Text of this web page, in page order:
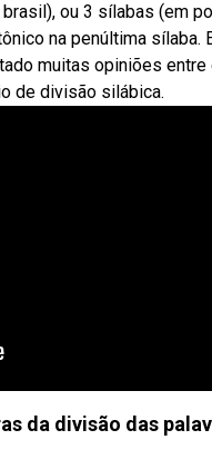
ou 3 sílabas (em
na penúltima
muitas opiniões
de divisão silábica.
da divisão das